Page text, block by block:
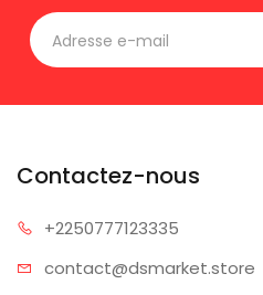
Contactez-nous
+2250777123335
contact@dsmarket.store